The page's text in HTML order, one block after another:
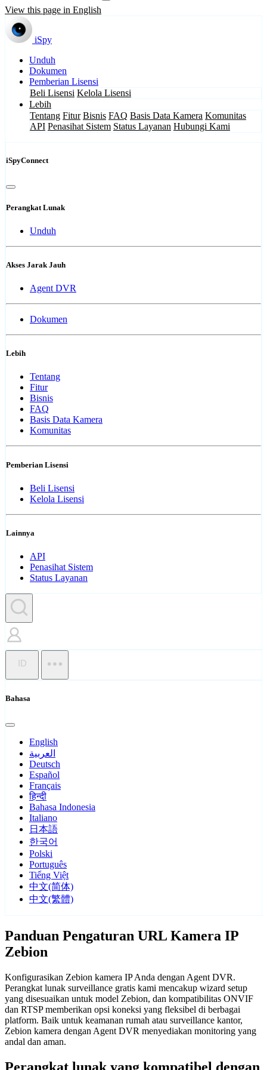
View this page in English
iSpy
Unduh
Dokumen
Pemberian Lisensi
Beli Lisensi Kelola Lisensi
Lebih
Tentang Fitur Bisnis FAQ Basis Data Kamera Komunitas
API Penasihat Sistem Status Layanan Hubungi Kami
iSpyConnect
Perangkat Lunak
Unduh
Akses Jarak Jauh
Agent DVR
Dokumen
Lebih
Tentang
Fitur
Bisnis
FAQ
Basis Data Kamera
Komunitas
Pemberian Lisensi
Beli Lisensi
Kelola Lisensi
Lainnya
API
Penasihat Sistem
Status Layanan
ID
Bahasa
English
العربية
Deutsch
Español
Français
हिन्दी
Bahasa Indonesia
Italiano
日本語
한국어
Polski
Português
Tiếng Việt
中文(简体)
中文(繁體)
Panduan Pengaturan URL Kamera IP
Zebion
Konfigurasikan Zebion kamera IP Anda dengan Agent DVR.
Perangkat lunak surveillance gratis kami mencakup wizard setup
yang disesuaikan untuk model Zebion, dan kompatibilitas ONVIF
dan RTSP memberikan opsi koneksi yang fleksibel di berbagai
platform. Baik untuk keamanan rumah atau surveillance kantor,
Zebion kamera dengan Agent DVR menyediakan monitoring yang
andal dan aman.